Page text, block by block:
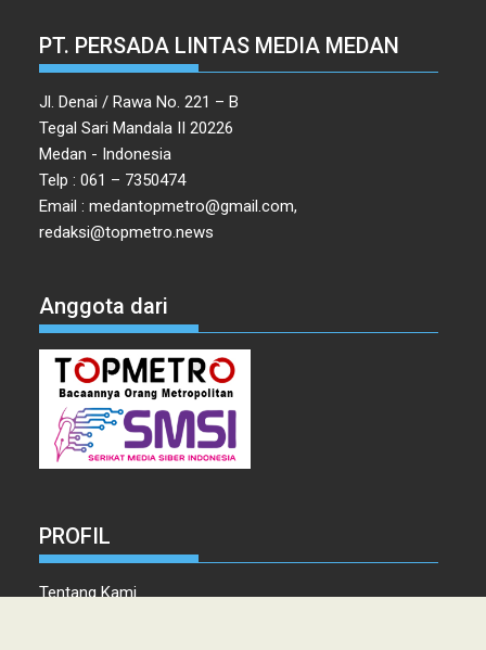
PT. PERSADA LINTAS MEDIA MEDAN
Jl. Denai / Rawa No. 221 – B
Tegal Sari Mandala II 20226
Medan - Indonesia
Telp : 061 – 7350474
Email : medantopmetro@gmail.com,
redaksi@topmetro.news
Anggota dari
PROFIL
Tentang Kami